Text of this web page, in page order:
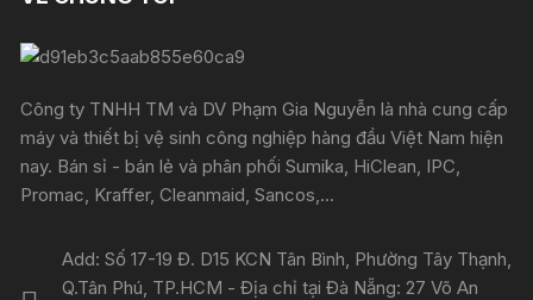
Công ty TNHH TM và DV Phạm Gia Nguyễn là nhà cung cấp
máy và thiết bị vệ sinh công nghiệp hàng đầu Việt Nam hiện
nay. Bán sỉ - bán lẻ và phân phối Sumika, HiClean, IPC,
Promac, Kraffer, Cleanmaid, Sancos,...
Add: Số 17-19 Đ. D15 KCN Tân Bình, Phường Tây Thạnh,
Q.Tân Phú, TP.HCM - Địa chỉ tại Đà Nẵng: 27 Võ An